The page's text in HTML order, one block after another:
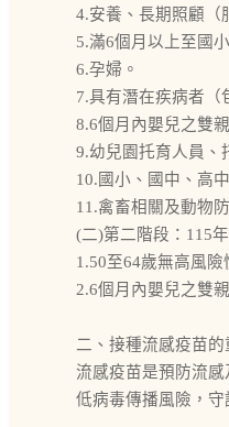
4.安養、長期照顧（
5.滿6個月以上至國
6.孕婦。
7.具有潛在疾病者
8.6個月內嬰兒之雙
9.幼兒園托育人員、
10.國小、國中、高
11.禽畜相關及動物
(二)第二階段：115
1.50至64歲無高風險
2.6個月內嬰兒之雙
二、接種流感疫苗的
流感疫苗是預防流
低病毒傳播風險，